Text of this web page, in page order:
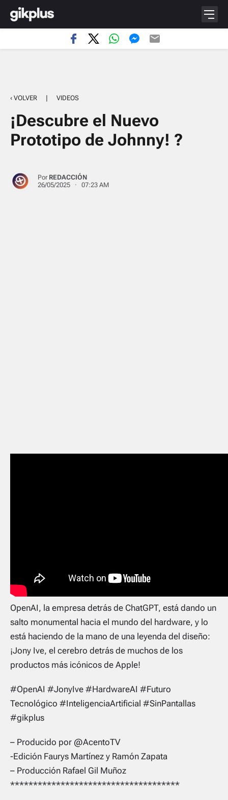
‹ VOLVER | VIDEOS
¡Descubre el Nuevo
Prototipo de Johnny! ?
Por REDACCIÓN
26/05/2025 · 07:23 AM
OpenAI, la empresa detrás de ChatGPT, está dando un
salto monumental hacia el mundo del hardware, y lo
está haciendo de la mano de una leyenda del diseño:
¡Jony Ive, el cerebro detrás de muchos de los
productos más icónicos de Apple!
#OpenAI #JonyIve #HardwareAI #Futuro
Tecnológico #InteligenciaArtificial #SinPantallas
#gikplus
– Producido por @AcentoTV
-Edición Faurys Martínez y Ramón Zapata
– Producción Rafael Gil Muñoz
*************************************